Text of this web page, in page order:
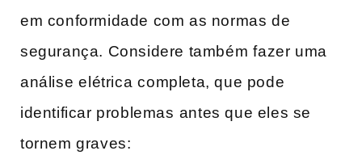
em conformidade com as normas de‌
segurança. Considere também⁢ fazer uma
análise ⁤elétrica⁤ completa, que pode
identificar problemas⁣ antes que eles se
tornem ‍graves: